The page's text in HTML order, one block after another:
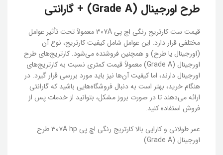
طرح اورجینال (Grade A) + گارانتی
قیمت ست کارتریج رنگی اچ پی ۳۰۷A معمولاً تحت تأثیر عوامل
مختلفی قرار دارد. این عوامل شامل کیفیت کارتریج، نوع آن
(اورجینال یا طرح) و همچنین فروشنده می‌شود. کارتریج‌های طرح
اورجینال (Grade A) معمولاً قیمت کمتری نسبت به کارتریج‌های
اورجینال دارند، اما کیفیت آن‌ها نیز باید مورد بررسی قرار گیرد. در
هنگام خرید، بهتر است به دنبال فروشگاه‌هایی باشید که گارانتی
ارائه می‌دهند تا در صورت بروز مشکل، بتوانید از خدمات پس از
فروش استفاده کنید.
عمر طولانی و کارایی بالا کارتریج رنگی اچ پی ۳۰۷A hp طرح
اورجینال (Grade A)